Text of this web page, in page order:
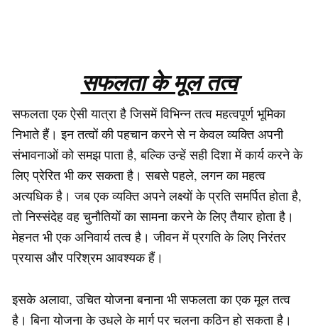
सफलता के मूल तत्व
सफलता एक ऐसी यात्रा है जिसमें विभिन्न तत्व महत्वपूर्ण भूमिका
निभाते हैं। इन तत्वों की पहचान करने से न केवल व्यक्ति अपनी
संभावनाओं को समझ पाता है, बल्कि उन्हें सही दिशा में कार्य करने के
लिए प्रेरित भी कर सकता है। सबसे पहले, लगन का महत्व
अत्यधिक है। जब एक व्यक्ति अपने लक्ष्यों के प्रति समर्पित होता है,
तो निस्संदेह वह चुनौतियों का सामना करने के लिए तैयार होता है।
मेहनत भी एक अनिवार्य तत्व है। जीवन में प्रगति के लिए निरंतर
प्रयास और परिश्रम आवश्यक हैं।
इसके अलावा, उचित योजना बनाना भी सफलता का एक मूल तत्व
है। बिना योजना के उधले के मार्ग पर चलना कठिन हो सकता है।